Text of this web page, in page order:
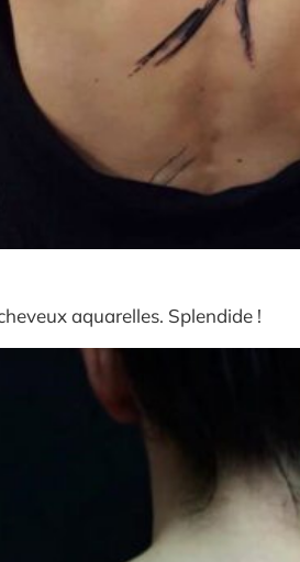
aquarelles. Splendide !